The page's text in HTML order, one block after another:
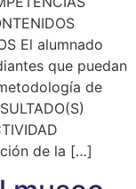
El alumnado
que puedan
de
de la […]